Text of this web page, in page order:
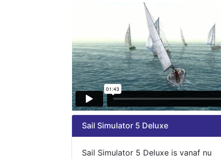
Sail Simulator 5 Deluxe
Sail Simulator 5 Deluxe is vanaf nu